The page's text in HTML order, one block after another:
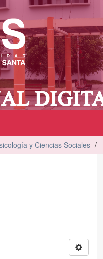
y Ciencias Sociales